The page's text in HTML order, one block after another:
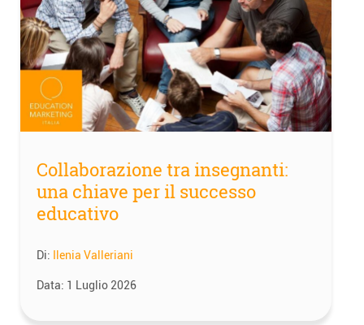
Collaborazione tra insegnanti:
una chiave per il successo
educativo
Di: Ilenia Valleriani
Data: 1 Luglio 2026